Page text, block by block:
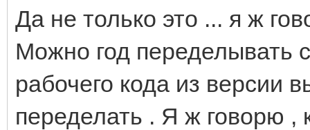
Да не только это ... я ж
Можно год переделывать
рабочего кода из версии
переделать . Я ж говорю